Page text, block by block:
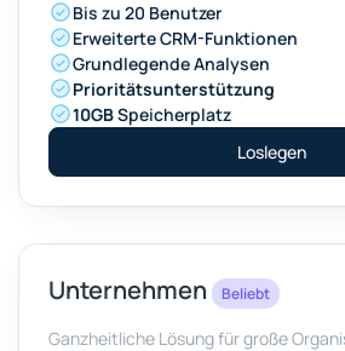
Bis zu 20 Benutzer
Erweiterte CRM-Funktionen
Grundlegende Analysen
Prioritätsunterstützung
10GBSpeicherplatz
Loslegen
Unternehmen Beliebt
Ganzheitliche Lösung für große